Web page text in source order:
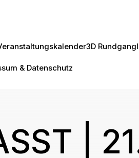
3D Rundgang
& Datenschutz
|